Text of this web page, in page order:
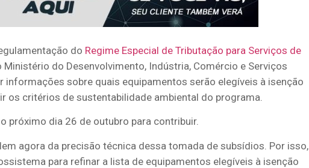
do Regime Especial de Tributação para Serviços de
do Desenvolvimento, Indústria, Comércio e Serviços
informações sobre quais equipamentos serão elegíveis à isenção
os critérios de sustentabilidade ambiental do programa.
próximo dia 26 de outubro para contribuir.
agora da precisão técnica dessa tomada de subsídios. Por isso,
para refinar a lista de equipamentos elegíveis à isenção